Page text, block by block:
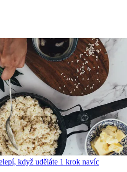
když uděláte 1 krok navíc